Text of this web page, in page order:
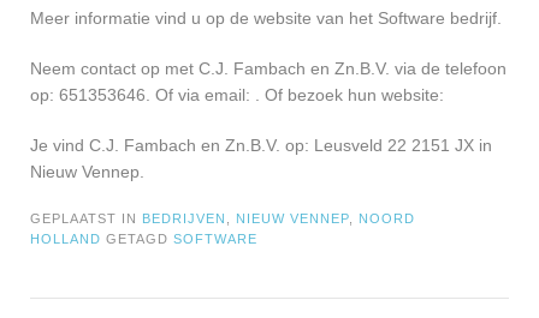
Meer informatie vind u op de website van het Software bedrijf.
Neem contact op met C.J. Fambach en Zn.B.V. via de telefoon
op: 651353646. Of via email:
. Of bezoek hun website:
Je vind C.J. Fambach en Zn.B.V. op: Leusveld 22 2151 JX in
Nieuw Vennep.
GEPLAATST IN BEDRIJVEN NIEUW VENNEP
NOORD
HOLLAND GETAGD SOFTWARE